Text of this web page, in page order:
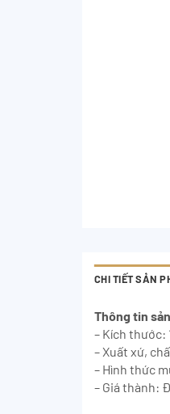
CHI TIẾT SẢN
Thông tin
– Kích thước:
– Xuất xứ,
– Hình thức
– Giá thành: